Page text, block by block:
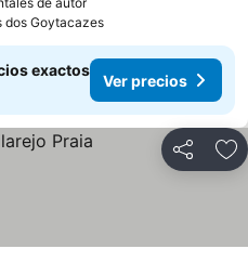
Ver precios
dos Goytacazes
exactos
Ver precios
Compartir